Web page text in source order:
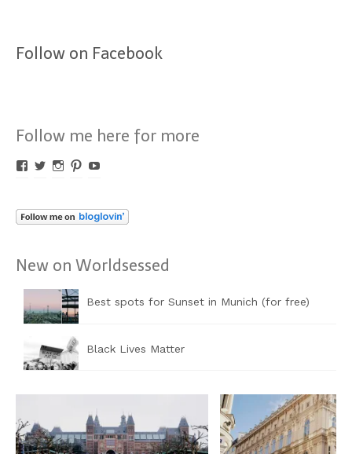
Follow on Facebook
Follow me here for more
Profil
Facebook
anzeigen
Profil
Twitter
anzeigen
Profil
Instagram
anzeigen
Profil
Pinterest
anzeigen
YouTube
anzeigen
New on Worldsessed
Best spots for Sunset in Munich (for free)
Black Lives Matter